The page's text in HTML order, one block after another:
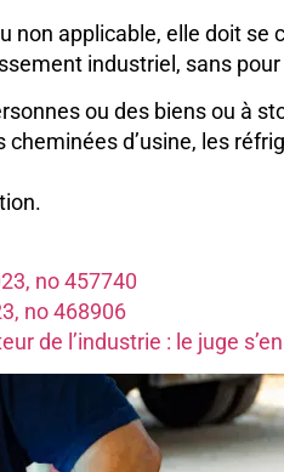
non applicable, elle doit
industriel, sans
ou des biens ou à
d’usine, les
no 457740
no 468906
de l’industrie : le juge